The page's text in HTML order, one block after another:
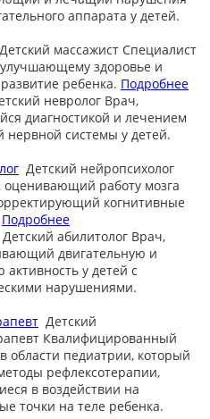
аппарата у детей.
Детский массажист Специалист
здоровье и
ребенка. Подробнее
невролог Врач,
диагностикой и лечением
нервной системы у детей.
Детский нейропсихолог
оценивающий работу мозга
когнитивные
Подробнее
Детский абилитолог Врач,
двигательную и
активность у детей с
нарушениями.
Детский
Квалифицированный
области педиатрии, который
рефлексотерапии,
в воздействии на
точки на теле ребенка.